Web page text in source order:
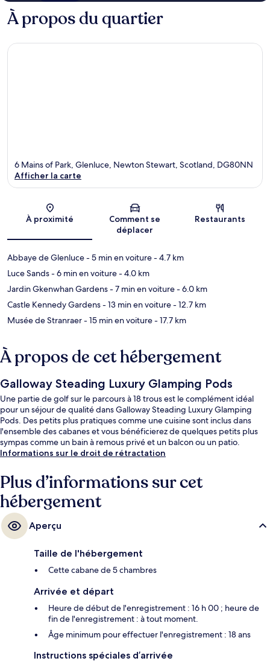
À propos du quartier
Carte
6 Mains of Park, Glenluce, Newton Stewart, Scotland, DG80NN
Afficher la carte
À proximité
Comment se
déplacer
Restaurants
Abbaye de Glenluce- 5 min en voiture- 4.7 km
Luce Sands- 6 min en voiture- 4.0 km
Jardin Gkenwhan Gardens- 7 min en voiture- 6.0 km
Castle Kennedy Gardens- 13 min en voiture- 12.7 km
Musée de Stranraer- 15 min en voiture- 17.7 km
À propos de cet hébergement
Galloway Steading Luxury Glamping Pods
Une partie de golf sur le parcours à 18 trous est le complément idéal
pour un séjour de qualité dans Galloway Steading Luxury Glamping
Pods. Des petits plus pratiques comme une cuisine sont inclus dans
l'ensemble des cabanes et vous bénéficierez de quelques petits plus
sympas comme un bain à remous privé et un balcon ou un patio.
Informations sur le droit de rétractation
Plus d’informations sur cet
hébergement
Aperçu
Taille de l'hébergement
Cette cabane de 5 chambres
Arrivée et départ
Heure de début de l'enregistrement : 16 h 00 ; heure de
fin de l'enregistrement : à tout moment.
Âge minimum pour effectuer l'enregistrement : 18 ans
Instructions spéciales d’arrivée